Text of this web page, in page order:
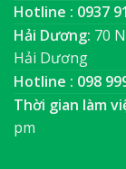
Hotline : 0937
Hải Dương: 70
Hải Dương
Hotline : 098
Thời gian làm
pm